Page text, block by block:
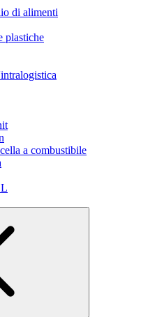
di alimenti
plastiche
a combustibile